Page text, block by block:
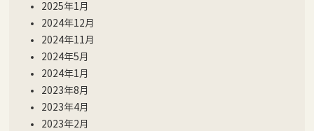
2025年1月
2024年12月
2024年11月
2024年5月
2024年1月
2023年8月
2023年4月
2023年2月